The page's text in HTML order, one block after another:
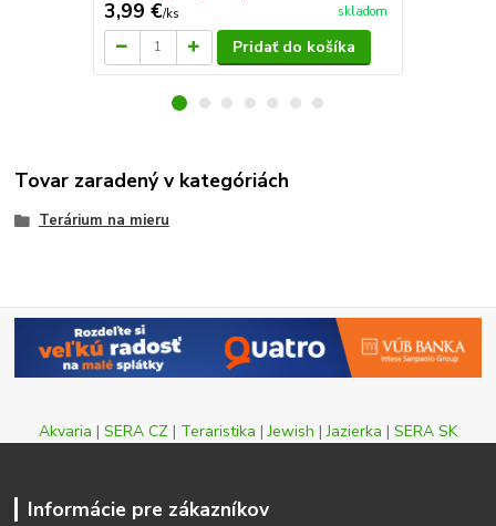
3,99 €/ks skladom
Pridať do košíka
Tovar zaradený v kategóriách
Terárium na mieru
Akvaria | SERA CZ | Teraristika |Jewish |Jazierka | SERA SK
Informácie pre zákazníkov